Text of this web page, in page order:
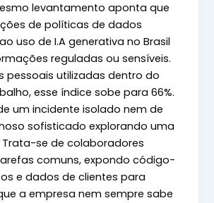
levantamento aponta que
de políticas de dados
uso de I.A generativa no Brasil
reguladas ou sensíveis.
pessoais utilizadas dentro do
esse índice sobe para 66%.
um incidente isolado nem de
sofisticado explorando uma
se de colaboradores
comuns, expondo código-
e dados de clientes para
a empresa nem sempre sabe